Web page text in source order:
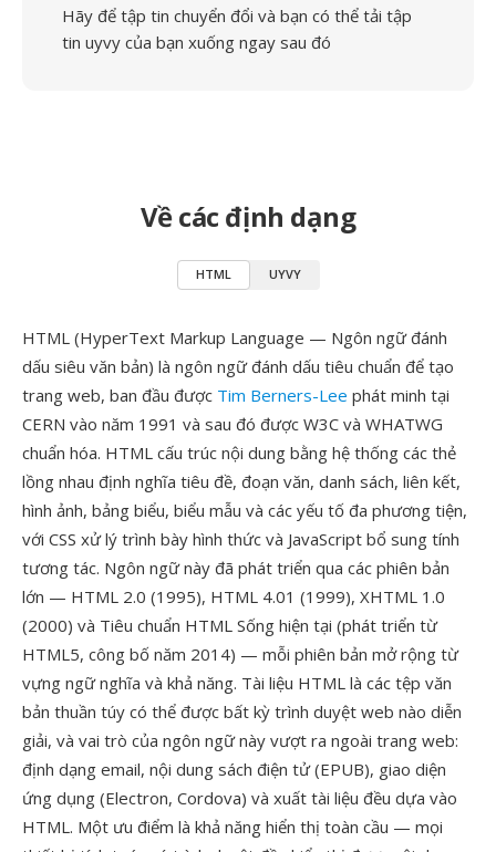
Hãy để tập tin chuyển đổi và bạn có thể tải tập
tin uyvy của bạn xuống ngay sau đó
Về các định dạng
HTML UYVY
HTML (HyperText Markup Language — Ngôn ngữ đánh
dấu siêu văn bản) là ngôn ngữ đánh dấu tiêu chuẩn để tạo
trang web, ban đầu được Tim Berners-Lee phát minh tại
CERN vào năm 1991 và sau đó được W3C và WHATWG
chuẩn hóa. HTML cấu trúc nội dung bằng hệ thống các thẻ
lồng nhau định nghĩa tiêu đề, đoạn văn, danh sách, liên kết,
hình ảnh, bảng biểu, biểu mẫu và các yếu tố đa phương tiện,
với CSS xử lý trình bày hình thức và JavaScript bổ sung tính
tương tác. Ngôn ngữ này đã phát triển qua các phiên bản
lớn — HTML 2.0 (1995), HTML 4.01 (1999), XHTML 1.0
(2000) và Tiêu chuẩn HTML Sống hiện tại (phát triển từ
HTML5, công bố năm 2014) — mỗi phiên bản mở rộng từ
vựng ngữ nghĩa và khả năng. Tài liệu HTML là các tệp văn
bản thuần túy có thể được bất kỳ trình duyệt web nào diễn
giải, và vai trò của ngôn ngữ này vượt ra ngoài trang web:
định dạng email, nội dung sách điện tử (EPUB), giao diện
ứng dụng (Electron, Cordova) và xuất tài liệu đều dựa vào
HTML. Một ưu điểm là khả năng hiển thị toàn cầu — mọi